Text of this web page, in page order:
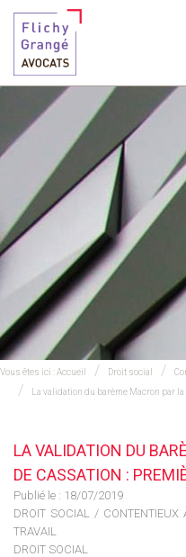
Vous êtes ici :Accueil Droit social
La validation du barème Macron par
LA VALIDATION DU
DE CASSATION :
Publié le : 18/07/2019
DROIT SOCIAL/ CONTENTIEUX
TRAVAIL
DROIT SOCIAL